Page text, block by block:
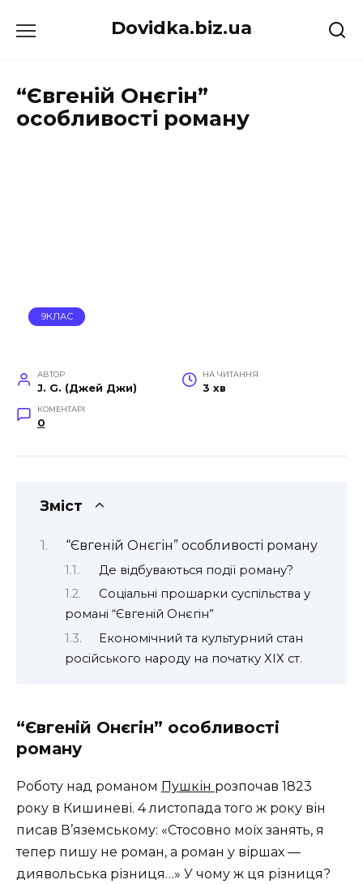
до
Dovidka.biz.ua
“Євгеній Онєгін”
особливості роману
9КЛАС
АВТОР
J. G. (Джей Джи)
НА ЧИТАННЯ
3 хв
КОМЕНТАРІ
0
Зміст
“Євгеній Онєгін” особливості роману
Де відбуваються події роману?
Соціальні прошарки суспільства у
романі “Євгеній Онєгін”
Економічний та культурний стан
російського народу на початку ХІХ ст.
“Євгеній Онєгін” особливості
роману
Роботу над романом Пушкін розпочав 1823
року в Кишиневі. 4 листопада того ж року він
писав В’яземському: «Стосовно моїх занять, я
тепер пишу не роман, а роман у віршах —
диявольська різниця…» У чому ж ця різниця?